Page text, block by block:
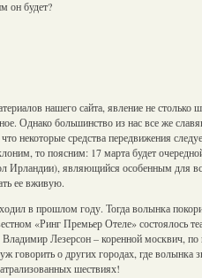
нашего сайта, явление не столько
Однако большинство из нас все же
некоторые средства передвижения
то поясним: 17 марта будет
Ирландии), являющийся особенным для
ее вживую.
в прошлом году. Тогда волынка
«Ринг Премьер Отеле» состоялось
Лезерсон – коренной москвич,
о других городах, где волынка
шествиях!